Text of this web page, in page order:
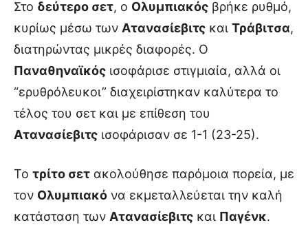
Στο δεύτερο σετ, ο Ολυμπιακός βρήκε ρυθμό,
κυρίως μέσω των Ατανασίεβιτς και Τράβιτσα,
διατηρώντας μικρές διαφορές. Ο
Παναθηναϊκός ισοφάρισε στιγμιαία, αλλά οι
“ερυθρόλευκοι” διαχειρίστηκαν καλύτερα το
τέλος του σετ και με επίθεση του
Ατανασίεβιτς ισοφάρισαν σε 1-1 (23-25).
Το τρίτο σετ ακολούθησε παρόμοια πορεία, με
τον Ολυμπιακό να εκμεταλλεύεται την καλή
κατάσταση των Ατανασίεβιτς και Παγένκ.